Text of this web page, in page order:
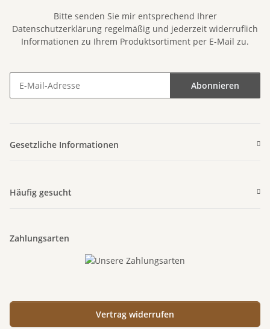
Bitte senden Sie mir entsprechend Ihrer
Datenschutzerklärung regelmäßig und jederzeit widerruflich
Informationen zu Ihrem Produktsortiment per E-Mail zu.
Abonnieren
Gesetzliche Informationen
Häufig gesucht
Zahlungsarten
Vertrag widerrufen